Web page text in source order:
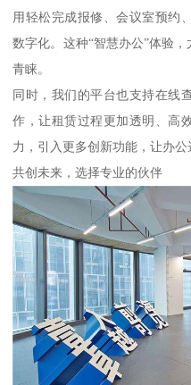
用轻松完成报修、会议室预约
数字化。这种“智慧办公”体验
青睐。
同时，我们的平台也支持在线
作，让租赁过程更加透明、高
力，引入更多创新功能，让办公
共创未来，选择专业的伙伴